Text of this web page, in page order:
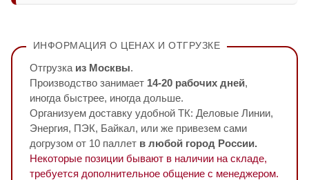
ИНФОРМАЦИЯ О ЦЕНАХ И ОТГРУЗКЕ
Отгрузка из Москвы.
Производство занимает 14-20 рабочих дней,
иногда быстрее, иногда дольше.
Организуем доставку удобной ТК: Деловые Линии,
Энергия, ПЭК, Байкал, или же привезем сами
догрузом от 10 паллет в любой город России.
Некоторые позиции бывают в наличии на складе,
требуется дополнительное общение с менеджером.